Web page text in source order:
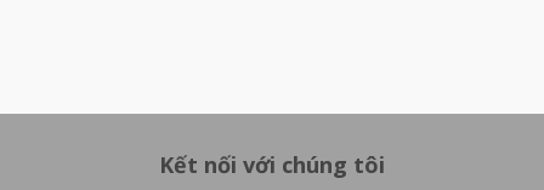
Kết nối với chúng tôi